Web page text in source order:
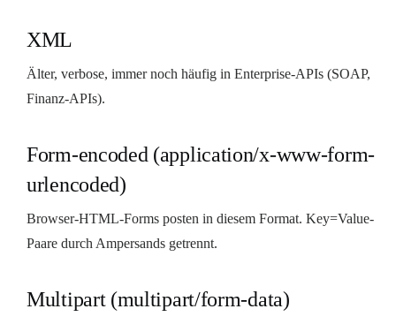
XML
Älter, verbose, immer noch häufig in Enterprise-APIs (SOAP,
Finanz-APIs).
Form-encoded (application/x-www-form-
urlencoded)
Browser-HTML-Forms posten in diesem Format. Key=Value-
Paare durch Ampersands getrennt.
Multipart (multipart/form-data)